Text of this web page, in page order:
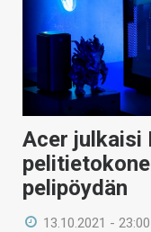
KAUPPA
VAIHDA TEEMA
HAKU
Acer julkaisi
pelipöydän
13.10.2021 - 23:00